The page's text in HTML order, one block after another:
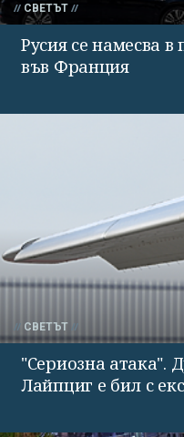
СВЕТЪТ
Русия се намесва
във Франция
СВЕТЪТ
"Сериозна атака".
Лайпциг е бил с